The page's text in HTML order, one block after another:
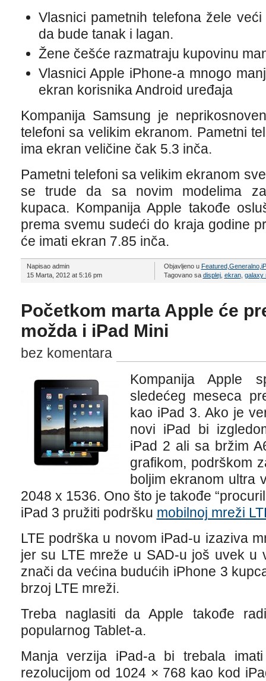
Vlasnici pametnih telefona žele
da bude tanak i lagan.
Žene češće razmatraju kupovinu
Vlasnici Apple iPhone-a mnogo
ekran korisnika Android uređaja
Kompanija Samsung je
telefoni sa velikim ekranom. Pametni
ima ekran veličine čak 5.3 inča.
Pametni telefoni sa velikim ekranom
se trude da sa novim modelima
kupaca. Kompanija Apple takođe
prema svemu sudeći do kraja godine
će imati ekran 7.85 inča.
Napisao admin
15 Marta, 2012 at 5:16 pm
Objavljeno u Featured, Generalno,
Tagovano sa displej, ekran, galaxy
Početkom marta Apple će
možda i iPad Mini
bez komentara
Kompanija Apple
sledećeg meseca
kao iPad 3. Ako je
novi iPad bi
iPad 2 ali sa bržim
grafikom, podrškom
boljim ekranom ultra
2048 x 1536. Ono što je takođe
iPad 3 pružiti podršku mobilnoj mreži
LTE podrška u novom iPad-u izaziva
jer su LTE mreže u SAD-u još uvek u
znači da većina budućih iPhone 3
brzoj LTE mreži.
Treba naglasiti da Apple takođe
popularnog Tablet-a.
Manja verzija iPad-a bi trebala
rezolucijom od 1024 × 768 kao kod